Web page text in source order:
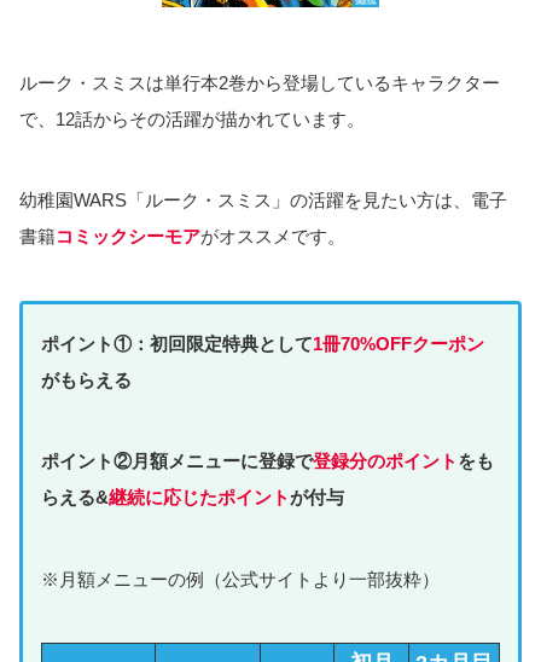
ルーク・スミスは単行本2巻から登場しているキャラクター
で、12話からその活躍が描かれています。
幼稚園WARS「ルーク・スミス」の活躍を見たい方は、電子
書籍コミックシーモアがオススメです。
ポイント①：初回限定特典として1冊70%OFFクーポン
がもらえる
ポイント②月額メニューに登録で登録分のポイント をも
らえる&継続に応じたポイントが付与
※月額メニューの例（公式サイトより一部抜粋）